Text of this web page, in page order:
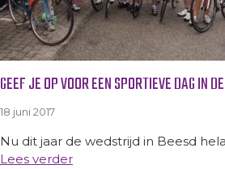
GEEF JE OP VOOR EEN SPORTIEVE DAG IN
18 juni 2017
Nu dit jaar de wedstrijd in Beesd
Lees verder